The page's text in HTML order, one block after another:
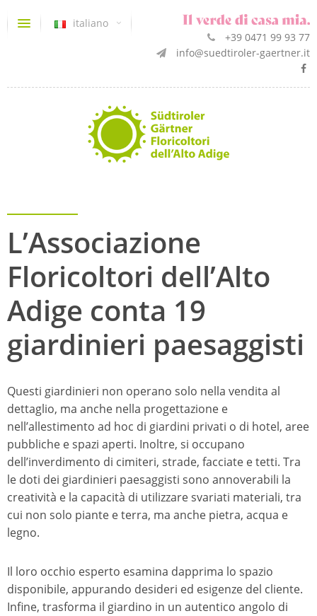
italiano
+39 0471 99 93 77
info@suedtiroler-gaertner.it
L’Associazione
Floricoltori dell’Alto
Adige conta 19
giardinieri paesaggisti
Questi giardinieri non operano solo nella vendita al
dettaglio, ma anche nella progettazione e
nell’allestimento ad hoc di giardini privati o di hotel, aree
pubbliche e spazi aperti. Inoltre, si occupano
dell’inverdimento di cimiteri, strade, facciate e tetti. Tra
le doti dei giardinieri paesaggisti sono annoverabili la
creatività e la capacità di utilizzare svariati materiali, tra
cui non solo piante e terra, ma anche pietra, acqua e
legno.
Il loro occhio esperto esamina dapprima lo spazio
disponibile, appurando desideri ed esigenze del cliente.
Infine, trasforma il giardino in un autentico angolo di